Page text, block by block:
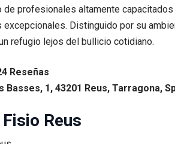
de profesionales altamente
Distinguido por su
refugio lejos del bullicio cotidiano.
Reseñas
Basses, 1, 43201 Reus, Tarragona,
Reus